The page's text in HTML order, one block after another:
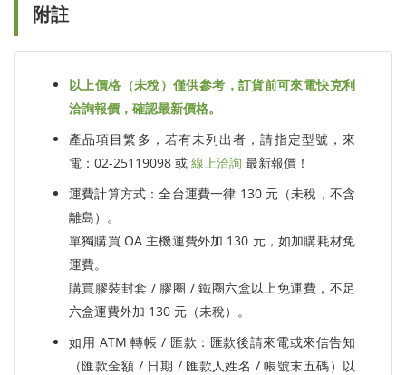
附註
以上價格（未稅）僅供參考，訂貨前可來電快克利
洽詢報價，確認最新價格。
產品項目繁多，若有未列出者，請指定型號，來
電：02-25119098 或 線上洽詢 最新報價！
運費計算方式：全台運費一律 130 元（未稅，不含
離島）。
單獨購買 OA 主機運費外加 130 元，如加購耗材免
運費。
購買膠裝封套 / 膠圈 / 鐵圈六盒以上免運費，不足
六盒運費外加 130 元（未稅）。
如用 ATM 轉帳 / 匯款：匯款後請來電或來信告知
（匯款金額 / 日期 / 匯款人姓名 / 帳號末五碼）以